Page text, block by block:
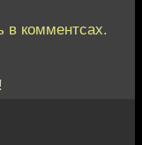
в комментсах.